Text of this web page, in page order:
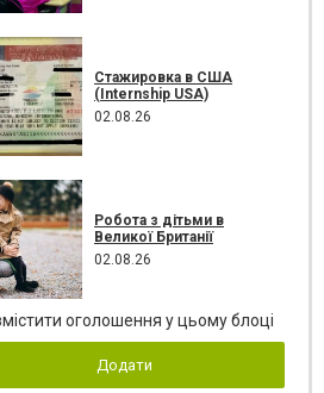
Стажировка в США
(Internship USA)
02.08.26
Робота з дітьми в
Великої Британії
02.08.26
оголошення у цьому блоці
Додати